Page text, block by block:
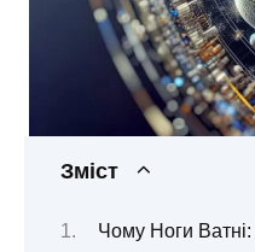
Зміст
Чому Ноги